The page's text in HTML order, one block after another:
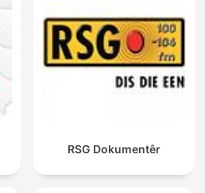
RSG Dokumentêr